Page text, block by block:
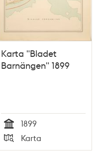
Karta "Bladet
Barnängen" 1899
Tid
1899
Typ
Karta